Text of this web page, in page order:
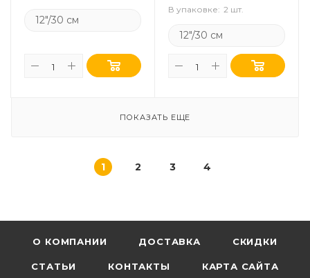
12"/30 см
В упаковке: 2 шт.
12"/30 см
ПОКАЗАТЬ ЕЩЕ
1 2 3 4
О КОМПАНИИ ДОСТАВКА СКИДКИ
СТАТЬИ КОНТАКТЫ КАРТА САЙТА